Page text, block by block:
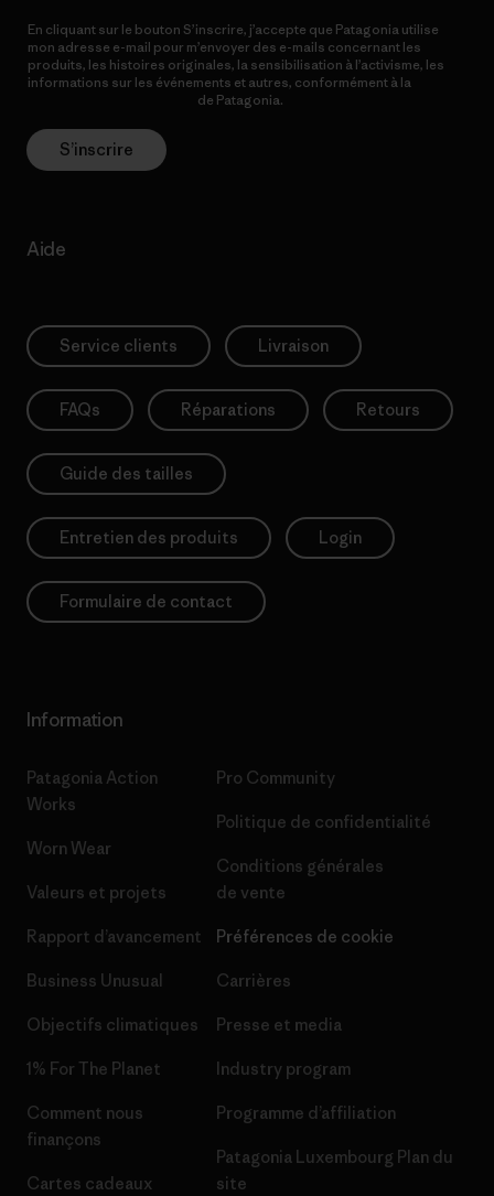
En cliquant sur le bouton S’inscrire, j’accepte que Patagonia utilise
mon adresse e-mail pour m’envoyer des e-mails concernant les
produits, les histoires originales, la sensibilisation à l’activisme, les
informations sur les événements et autres, conformément à la
de Patagonia.
S’inscrire
Aide
Service clients Livraison
FAQs Réparations Retours
Guide des tailles
Entretien des produits Login
Formulaire de contact
Information
Patagonia Action
Works
Worn Wear
Valeurs et projets
Rapport d’avancement
Business Unusual
Objectifs climatiques
1% For The Planet
Comment nous
finançons
Cartes cadeaux
Pro Community
Politique de confidentialité
Conditions générales
de vente
Préférences de cookie
Carrières
Presse et media
Industry program
Programme d’affiliation
Patagonia Luxembourg Plan du
site